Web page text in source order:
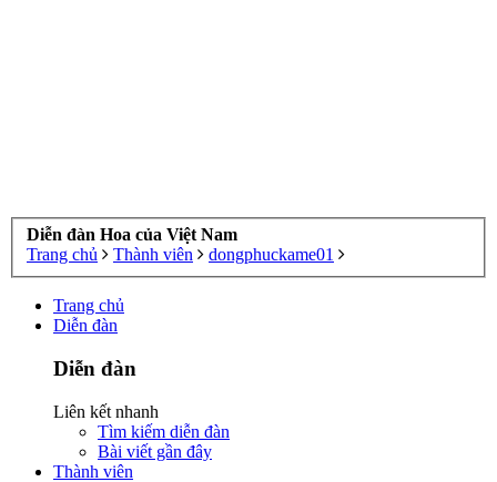
Diễn đàn Hoa của Việt Nam
Trang chủ
Thành viên dongphuckame01
Trang chủ
Diễn đàn
Diễn đàn
Liên kết nhanh
Tìm kiếm diễn đàn
Bài viết gần đây
Thành viên